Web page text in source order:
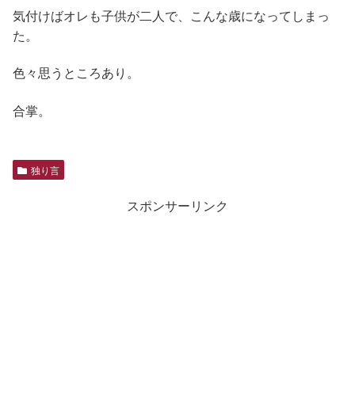
気付けばオレも子供が二人で、こんな歳になってしまっ
た。
色々思うところあり。
合掌。
独り言
スポンサーリンク